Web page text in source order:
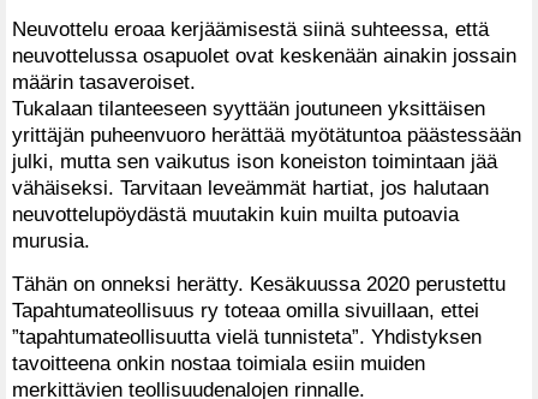
Neuvottelu eroaa kerjäämisestä siinä suhteessa, että
neuvottelussa osapuolet ovat keskenään ainakin jossain
määrin tasaveroiset.
Tukalaan tilanteeseen syyttään joutuneen yksittäisen
yrittäjän puheenvuoro herättää myötätuntoa päästessään
julki, mutta sen vaikutus ison koneiston toimintaan jää
vähäiseksi. Tarvitaan leveämmät hartiat, jos halutaan
neuvottelupöydästä muutakin kuin muilta putoavia
murusia.
Tähän on onneksi herätty. Kesäkuussa 2020 perustettu
Tapahtumateollisuus ry toteaa omilla sivuillaan, ettei
”tapahtumateollisuutta vielä tunnisteta”. Yhdistyksen
tavoitteena onkin nostaa toimiala esiin muiden
merkittävien teollisuudenalojen rinnalle.